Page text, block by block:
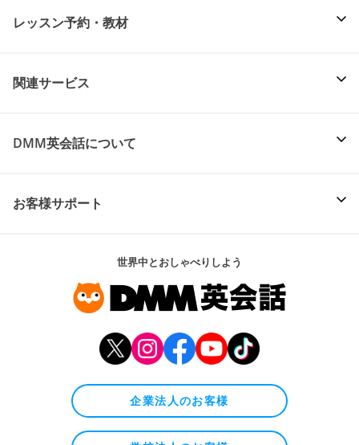
レッスン予約・教材
関連サービス
DMM英会話について
お客様サポート
世界中とおしゃべりしよう
企業法人のお客様